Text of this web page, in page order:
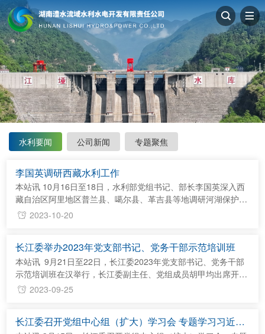
水利要闻 公司新闻 专题聚焦
李国英调研西藏水利工作
本站讯 10月16日至18日，水利部党组书记、部长李国英深入西
藏自治区阿里地区普兰县、噶尔县、革吉县等地调研河湖保护治
理和农村饮水安全保障工作。他强调，要认真学习贯彻习近平总
化河湖保护治理，抓细抓实农村饮水安全保障，切实筑牢西藏水
生态系统安全、强边富民的水利基础。 李国英先后来到玛旁雍
错、孔...
2023-10-20
长江委举办2023年党支部书记、党务干部示范培训班
本站讯 9月21日至22日，长江委2023年党支部书记、党务干部
示范培训班在汉举行，长江委副主任、党组成员胡甲均出席开班
仪式并讲话。 胡甲均指出，要深入学习领会习近平总书记关于
能，必须把握三个重点：一是党的领导，要把党的领导真正落到
2023-09-25
长江委召开党组中心组（扩大）学习会 专题学习习近平